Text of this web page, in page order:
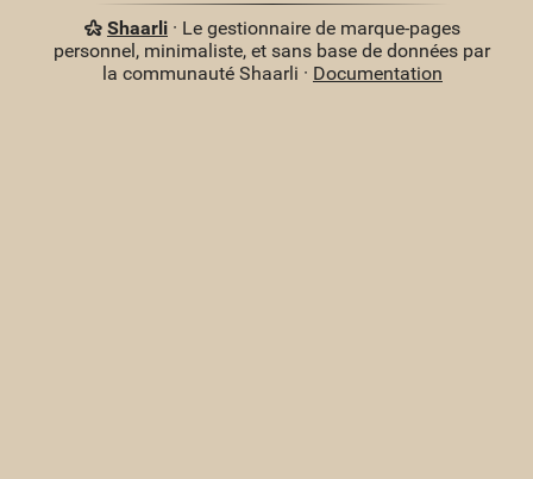
Shaarli· Le gestionnaire de marque-pages
personnel, minimaliste, et sans base de données par
la communauté Shaarli · Documentation